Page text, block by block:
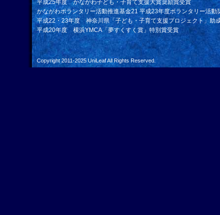
平成25年度 かながわ子ども・子育て支援大賞奨励賞受賞
かながわボランタリー活動推進基金21 平成23年度ボランタリー活動
平成22・23年度 神奈川県「子ども・子育て支援プロジェクト」助
平成20年度 横浜YMCA「夢すくすく賞」特別賞受賞
Copyright 2011-2025 UniLeafAll Rights Reserved.